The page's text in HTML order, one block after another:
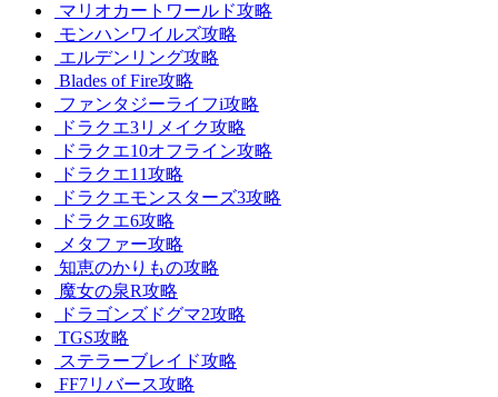
マリオカートワールド攻略
モンハンワイルズ攻略
エルデンリング攻略
Blades of Fire攻略
ファンタジーライフi攻略
ドラクエ3リメイク攻略
ドラクエ10オフライン攻略
ドラクエ11攻略
ドラクエモンスターズ3攻略
ドラクエ6攻略
メタファー攻略
知恵のかりもの攻略
魔女の泉R攻略
ドラゴンズドグマ2攻略
TGS攻略
ステラーブレイド攻略
FF7リバース攻略